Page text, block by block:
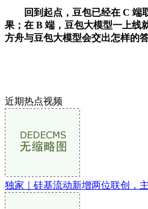
回到起点，豆包已经在 C 端
果；在 B 端，豆包大模型一上线
方舟与豆包大模型会交出怎样的
近期热点视频
独家｜硅基流动新增两位联创，